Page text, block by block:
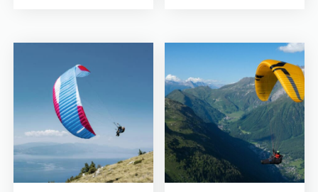
5090,00 €.